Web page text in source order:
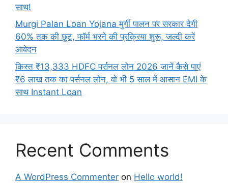
साथ!
Murgi Palan Loan Yojana मुर्गी पालन पर सरकार देगी
60% तक की छूट, फॉर्म भरने की प्रक्रिया शुरू, जल्दी करें
आवेदन
किस्त ₹13,333 HDFC पर्सनल लोन 2026 जानें कैसे पाएं
₹6 लाख तक का पर्सनल लोन, वो भी 5 साल में आसान EMI के
साथ Instant Loan
Recent Comments
A WordPress Commenter on Hello world!